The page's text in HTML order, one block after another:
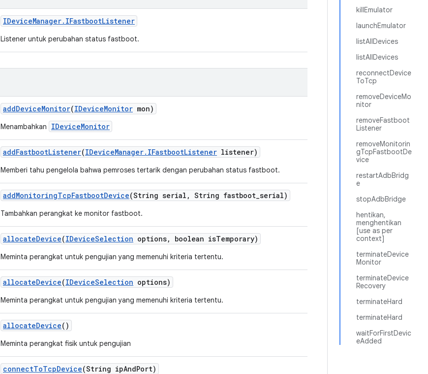
killEmulator
launchEmulator
listAllDevices
listAllDevices
reconnectDevice
ToTcp
removeDeviceMo
nitor
removeFastboot
Listener
removeMonitorin
gTcpFastbootDe
vice
restartAdbBridg
e
stopAdbBridge
hentikan,
menghentikan
[use as per
context]
terminateDevice
Monitor
terminateDevice
Recovery
terminateHard
terminateHard
waitForFirstDevic
eAdded
IDeviceManager. IFastbootListener
Listener untuk perubahan status fastboot.
addDeviceMonitor(IDeviceMonitor mon)
Menambahkan IDeviceMonitor
addFastbootListener(IDeviceManager. IFastbootListener listener)
Memberi tahu pengelola bahwa pemroses tertarik dengan perubahan status fastboot.
addMonitoringTcpFastbootDevice(String serial , String fastboot_serial)
Tambahkan perangkat ke monitor fastboot.
allocateDevice(IDeviceSelection options, boolean isTemporary)
Meminta perangkat untuk pengujian yang memenuhi kriteria tertentu.
allocateDevice(IDeviceSelection options)
Meminta perangkat untuk pengujian yang memenuhi kriteria tertentu.
allocateDevice()
Meminta perangkat fisik untuk pengujian
connectToTcpDevice(String ipAndPort)